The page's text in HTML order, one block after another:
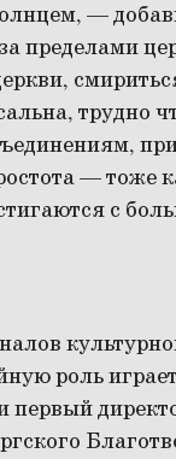
—
пределами
трудно
— тоже
с
роль
первый